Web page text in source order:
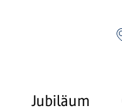
Jubiläum